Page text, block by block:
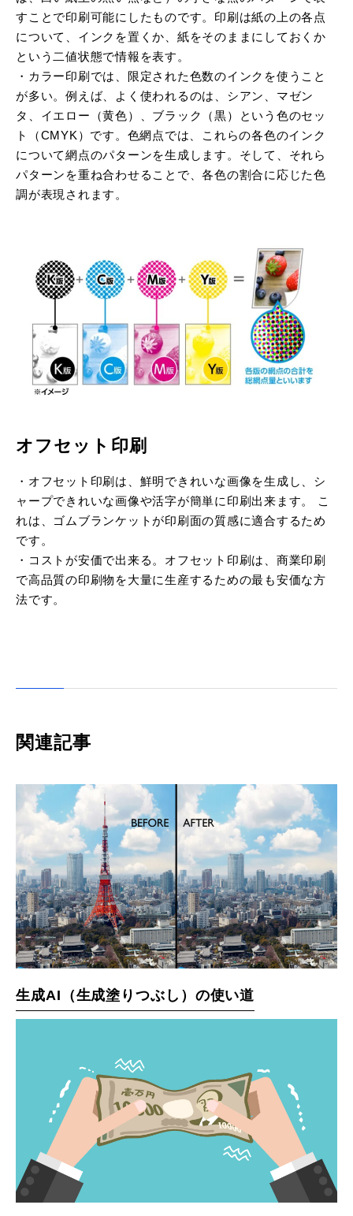
すことで印刷可能にしたものです。印刷は紙の上の各点
について、インクを置くか、紙をそのままにしておくか
という二値状態で情報を表す。
・カラー印刷では、限定された色数のインクを使うこと
が多い。例えば、よく使われるのは、シアン、マゼン
タ、イエロー（黄色）、ブラック（黒）という色のセッ
ト（CMYK）です。色網点では、これらの各色のインク
について網点のパターンを生成します。そして、それら
パターンを重ね合わせることで、各色の割合に応じた色
調が表現されます。
オフセット印刷
・オフセット印刷は、鮮明できれいな画像を生成し、シ
ャープできれいな画像や活字が簡単に印刷出来ます。 こ
れは、ゴムブランケットが印刷面の質感に適合するため
です。
・コストが安価で出来る。オフセット印刷は、商業印刷
で高品質の印刷物を大量に生産するための最も安価な方
法です。
関連記事
生成AI（生成塗りつぶし）の使い道